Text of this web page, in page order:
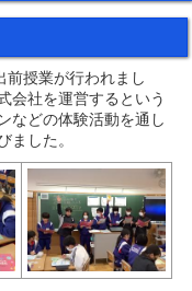
前授業が行われまし
会社を運営するという
などの体験活動を通し
ました。